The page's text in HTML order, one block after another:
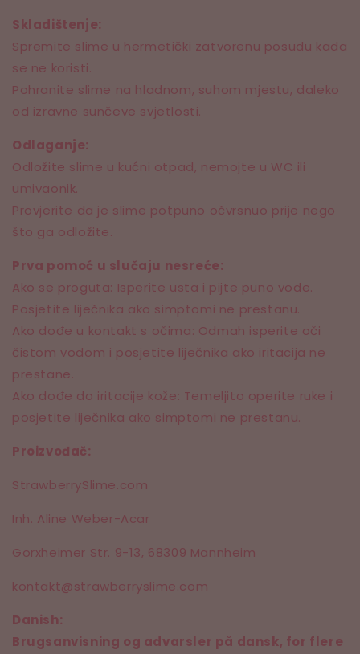
Skladištenje:
Spremite slime u hermetički zatvorenu posudu kada
se ne koristi.
Pohranite slime na hladnom, suhom mjestu, daleko
od izravne sunčeve svjetlosti.
Odlaganje:
Odložite slime u kućni otpad, nemojte u WC ili
umivaonik.
Provjerite da je slime potpuno očvrsnuo prije nego
što ga odložite.
Prva pomoć u slučaju nesreće:
Ako se proguta: Isperite usta i pijte puno vode.
Posjetite liječnika ako simptomi ne prestanu.
Ako dođe u kontakt s očima: Odmah isperite oči
čistom vodom i posjetite liječnika ako iritacija ne
prestane.
Ako dođe do iritacije kože: Temeljito operite ruke i
posjetite liječnika ako simptomi ne prestanu.
Proizvođač:
StrawberrySlime.com
Inh. Aline Weber-Acar
Gorxheimer Str. 9-13, 68309 Mannheim
kontakt@strawberryslime.com
Danish:
Brugsanvisning og advarsler på dansk, for flere